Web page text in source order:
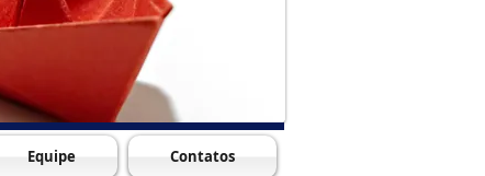
Equipe Contatos